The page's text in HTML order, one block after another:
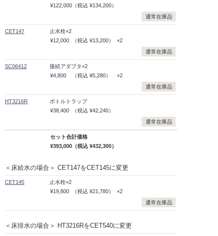
¥122,000 （税込 ¥134,200）
通常在庫品
CET147
止水栓×2
¥12,000
（税込 ¥13,200）
×2
通常在庫品
SC06412
接続アダプタ×2
¥4,800
（税込 ¥5,280）
×2
通常在庫品
HT3216R
ボトルトラップ
¥38,400
（税込 ¥42,240）
通常在庫品
セット合計価格
¥393,000 （税込 ¥432,300）
＜床給水の場合＞ CET147をCET145に変更
CET145
止水栓×2
¥19,800
（税込 ¥21,780）
×2
通常在庫品
＜床排水の場合＞ HT3216RをCET540に変更